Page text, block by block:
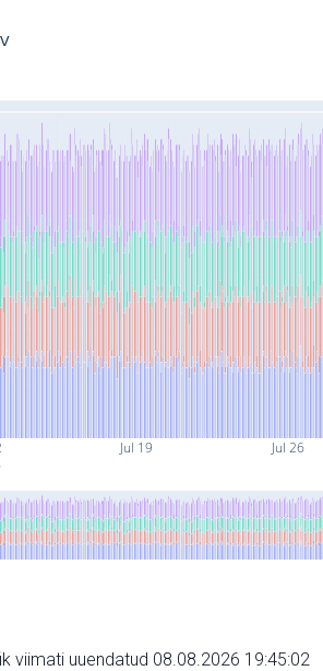
Jul 19 Jul 26
viimati uuendatud 08.08.2026 19:45:02